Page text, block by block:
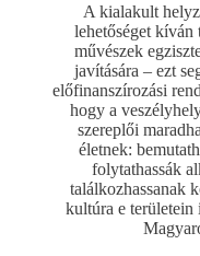
A kialakult
lehetőséget kíván
művészek
javítására – ezt
előfinanszírozási
hogy a
szereplői
életnek:
folytathassák
találkozhassanak
kultúra e területein